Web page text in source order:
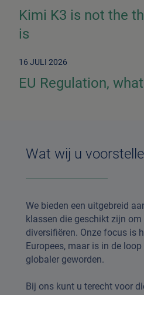
Kimi K3 is not the
is
16 JULI 2026
EU Regulation,
Wat wij u
We bieden een uitgebreid
klassen die geschikt zijn
diversifiëren. Onze focus is
Europees, maar is in de
globaler geworden.
Bij ons kunt u terecht voor